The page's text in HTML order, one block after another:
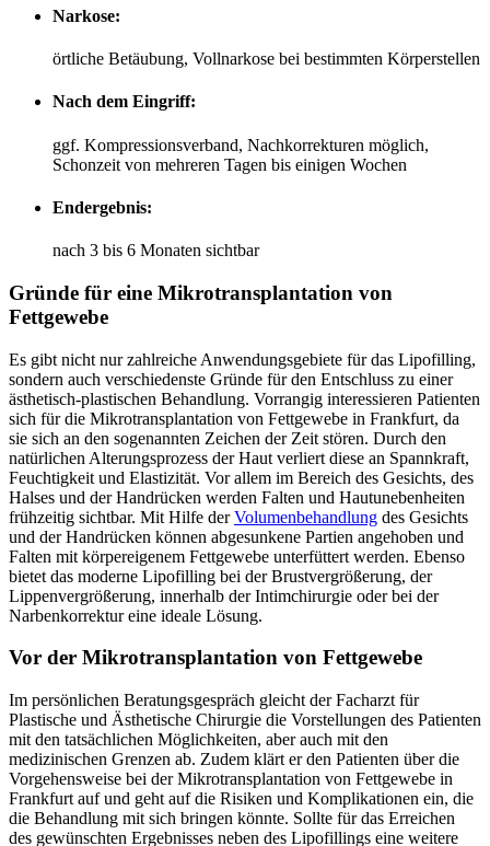
Narkose:
örtliche Betäubung, Vollnarkose bei bestimmten Körperstellen
Nach dem Eingriff:
ggf. Kompressionsverband, Nachkorrekturen möglich,
Schonzeit von mehreren Tagen bis einigen Wochen
Endergebnis:
nach 3 bis 6 Monaten sichtbar
Gründe für eine Mikrotransplantation von
Fettgewebe
Es gibt nicht nur zahlreiche Anwendungsgebiete für das Lipofilling,
sondern auch verschiedenste Gründe für den Entschluss zu einer
ästhetisch-plastischen Behandlung. Vorrangig interessieren Patienten
sich für die Mikrotransplantation von Fettgewebe in Frankfurt, da
sie sich an den sogenannten Zeichen der Zeit stören. Durch den
natürlichen Alterungsprozess der Haut verliert diese an Spannkraft,
Feuchtigkeit und Elastizität. Vor allem im Bereich des Gesichts, des
Halses und der Handrücken werden Falten und Hautunebenheiten
frühzeitig sichtbar. Mit Hilfe derVolumenbehandlung des Gesichts
und der Handrücken können abgesunkene Partien angehoben und
Falten mit körpereigenem Fettgewebe unterfüttert werden. Ebenso
bietet das moderne Lipofilling bei der Brustvergrößerung, der
Lippenvergrößerung, innerhalb der Intimchirurgie oder bei der
Narbenkorrektur eine ideale Lösung.
Vor der Mikrotransplantation von Fettgewebe
Im persönlichen Beratungsgespräch gleicht der Facharzt für
Plastische und Ästhetische Chirurgie die Vorstellungen des Patienten
mit den tatsächlichen Möglichkeiten, aber auch mit den
medizinischen Grenzen ab. Zudem klärt er den Patienten über die
Vorgehensweise bei der Mikrotransplantation von Fettgewebe in
Frankfurt auf und geht auf die Risiken und Komplikationen ein, die
die Behandlung mit sich bringen könnte. Sollte für das Erreichen
des gewünschten Ergebnisses neben des Lipofillings eine weitere